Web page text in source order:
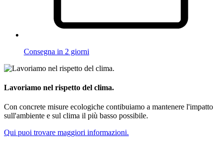
Consegna in 2 giorni
Lavoriamo nel rispetto del clima.
Con concrete misure ecologiche contibuiamo a mantenere l'impatto
sull'ambiente e sul clima il più basso possibile.
Qui puoi trovare maggiori informazioni.